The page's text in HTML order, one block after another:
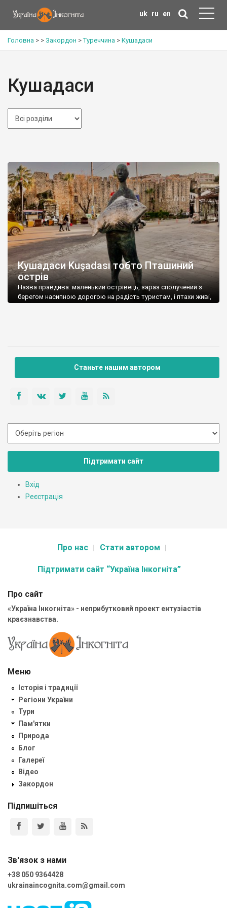
uk ru en
Головна > > Закордон >Туреччина > Кушадаси
Кушадаси
Кушадаси Kuşadası тобто Пташиний
острів
Назва правдива: маленький острівець, зараз сполучений з
берегом насипною дорогою на радість туристам, і птахи живі,
західному узбережжі Туреччини. Це місце трохи відрізняється
Станьте нашим автором
Підтримати сайт
Вхід
Реєстрація
Про нас Стати автором
Підтримати сайт “Україна Інкогніта”
Про сайт
«Україна Інкогніта» - неприбутковий проект ентузіастів
краєзнавства.
Меню
Історія і традиції
Регіони України
Тури
Пам'ятки
Природа
Блог
Галереї
Відео
Закордон
Підпишіться
Зв'язок з нами
+38 050 9364428
ukrainaincognita.com@gmail.com